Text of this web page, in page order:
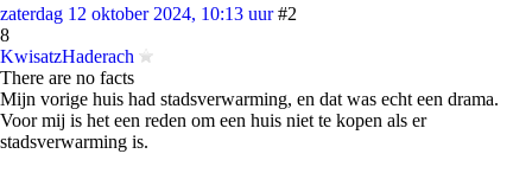
zaterdag 12 oktober 2024, 10:13 uur #2
8
KwisatzHaderach
There are no facts
Mijn vorige huis had stadsverwarming, en dat was echt een drama.
Voor mij is het een reden om een huis niet te kopen als er
stadsverwarming is.